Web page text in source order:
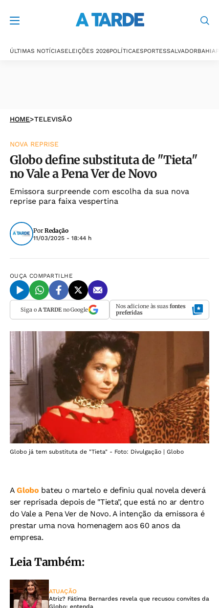
ÚLTIMAS NOTÍCIASELEIÇÕES 2026POLÍTICAESPORTESSALVADORBAHIA
HOME>TELEVISÃO
NOVA REPRISE
Globo define substituta de "Tieta"
no Vale a Pena Ver de Novo
Emissora surpreende com escolha da sua nova
reprise para faixa vespertina
Por Redação
11/03/2025 - 18:44 h
OUÇA COMPARTILHE
Siga o A TARDEno Google Nos adicione às suas fontes
preferidas
Globo já tem substituta de "Tieta" - Foto: Divulgação | Globo
AGlobo bateu o martelo e definiu qual novela deverá
ser reprisada depois de "Tieta", que está no ar dentro
do Vale a Pena Ver de Novo. A intenção da emissora é
prestar uma nova homenagem aos 60 anos da
empresa.
Leia Também:
ATUAÇÃO
Atriz? Fátima Bernardes revela que recusou convites da